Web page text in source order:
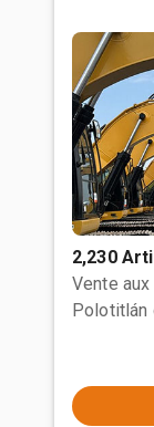
2,230
Vente
Polotitlán